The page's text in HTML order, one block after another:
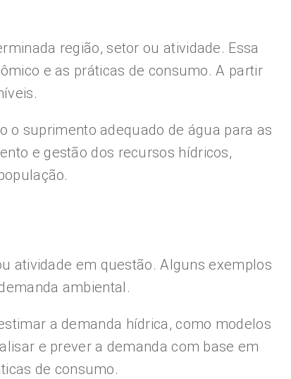
região, setor ou atividade. Essa
e as práticas de consumo. A partir
o suprimento adequado de água para as
e gestão dos recursos hídricos,
atividade em questão. Alguns exemplos
ambiental.
a demanda hídrica, como modelos
e prever a demanda com base em
de consumo.